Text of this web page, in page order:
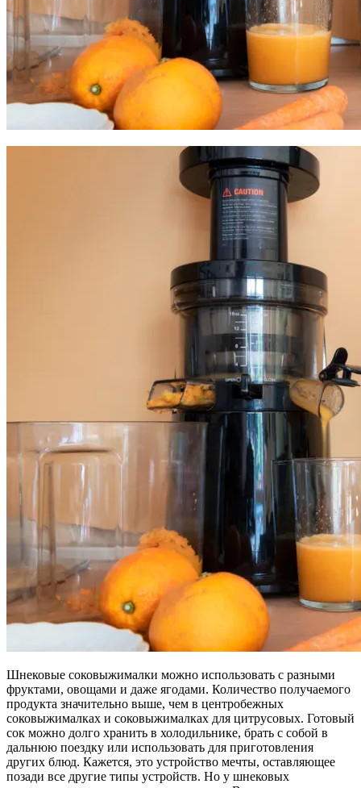
Шнековые соковыжималки можно использовать с разными
фруктами, овощами и даже ягодами. Количество получаемого
продукта значительно выше, чем в центробежных
соковыжималках и соковыжималках для цитрусовых. Готовый
сок можно долго хранить в холодильнике, брать с собой в
дальнюю поездку или использовать для приготовления
других блюд. Кажется, это устройство мечты, оставляющее
позади все другие типы устройств. Но у шнековых